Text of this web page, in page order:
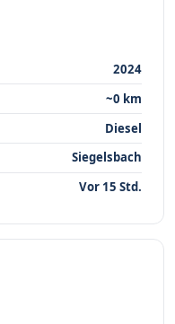
2024
~0 km
Diesel
Siegelsbach
Vor 15 Std.